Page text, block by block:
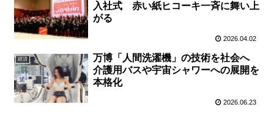
入社式 赤い紙ヒコーキ一斉に舞い上
がる
2026.04.02
経済
万博「人間洗濯機」の技術を社会へ
介護用バスや宇宙シャワーへの展開を
本格化
2026.06.23